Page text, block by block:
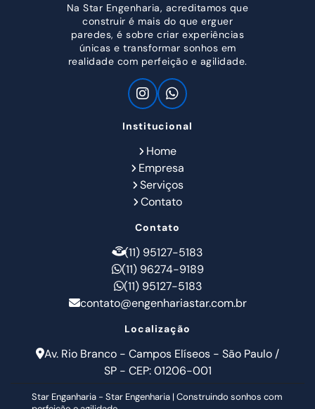
Na Star Engenharia, acreditamos que
construir é mais do que erguer
paredes, é sobre criar experiências
únicas e transformar sonhos em
realidade com perfeição e agilidade.
Institucional
Home
Empresa
Serviços
Contato
Contato
(11) 95127-5183
(11) 96274-9189
(11) 95127-5183
contato@engenhariastar.com.br
Localização
Av. Rio Branco - Campos Elíseos - São Paulo /
SP - CEP: 01206-001
Star Enganharia - Star Engenharia | Construindo sonhos com